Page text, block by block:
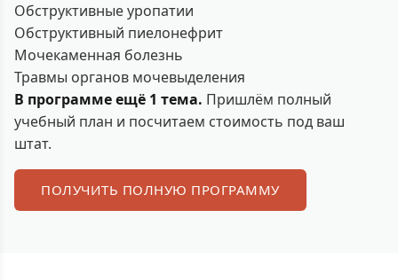
Обструктивные уропатии
Обструктивный пиелонефрит
Мочекаменная болезнь
Травмы органов мочевыделения
В программе ещё 1 тема. Пришлём полный
учебный план и посчитаем стоимость под ваш
штат.
ПОЛУЧИТЬ ПОЛНУЮ ПРОГРАММУ